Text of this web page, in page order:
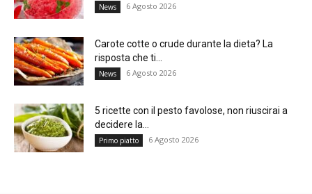
News 6 Agosto 2026
Carote cotte o crude durante la dieta? La
risposta che ti...
News 6 Agosto 2026
5 ricette con il pesto favolose, non riuscirai a
decidere la...
Primo piatto 6 Agosto 2026